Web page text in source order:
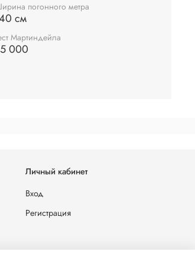
25 000 циклов
погонного метра
см
Мартиндейла
000
Личный кабинет
Вход
Регистрация